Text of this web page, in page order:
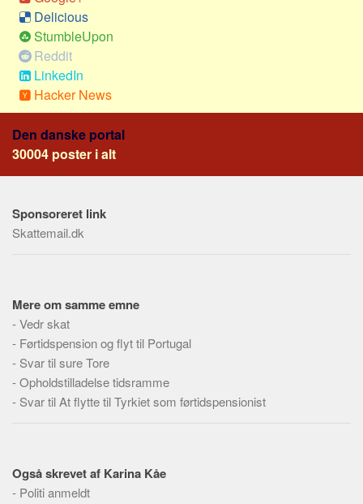
Job
Virksomhed
Investering
Pension og opsparing
Social sikring og sundhed
Transport
Aspekter
Køb og salg
Skatter og afgifter
Statistik
Praktisk
Alle
Emner
Delicious
StumbleUpon
Reddit
LinkedIn
Hacker News
Den danske portal
30004 poster i alt
Sponsoreret link
Skattemail.dk
Mere om samme emne
-Vedr skat
- Førtidspension og flyt til Portugal
- Svar til sure Tore
-Opholdstilladelse tidsramme
- Svar til At flytte til Tyrkiet som førtidspensionist
Også skrevet af Karina Kåe
- Politi anmeldt